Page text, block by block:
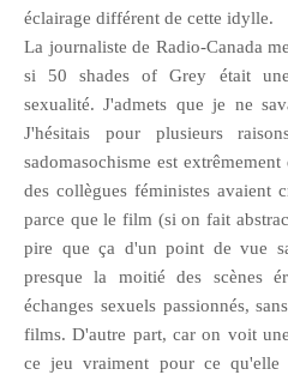
éclairage différent de cette idylle.
La journaliste de Radio-Canada
si 50 shades of Grey était
sexualité. J'admets que je ne
J'hésitais pour plusieurs
sadomasochisme est
des collègues féministes avaient
parce que le film (si on fait
pire que ça d'un point de vue
presque la moitié des scènes
échanges sexuels passionnés,
films. D'autre part, car on voit
ce jeu vraiment pour ce